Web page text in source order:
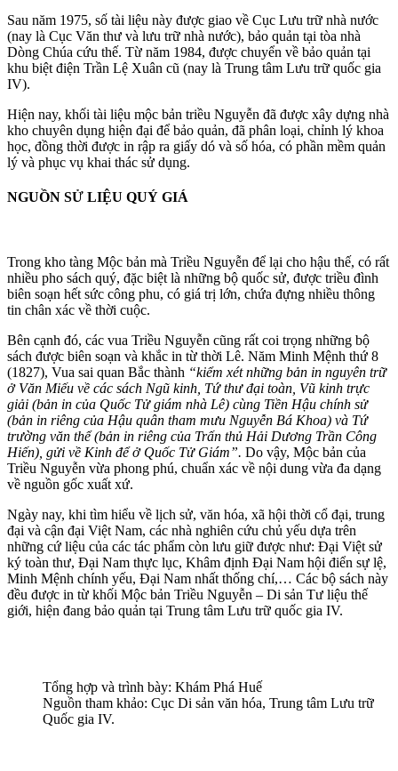
Sau năm 1975, số tài liệu này được giao về Cục Lưu trữ nhà nước
(nay là Cục Văn thư và lưu trữ nhà nước), bảo quản tại tòa nhà
Dòng Chúa cứu thế. Từ năm 1984, được chuyển về bảo quản tại
khu biệt điện Trần Lệ Xuân cũ (nay là Trung tâm Lưu trữ quốc gia
IV).
Hiện nay, khối tài liệu mộc bản triều Nguyễn đã được xây dựng nhà
kho chuyên dụng hiện đại để bảo quản, đã phân loại, chỉnh lý khoa
học, đồng thời được in rập ra giấy dó và số hóa, có phần mềm quản
lý và phục vụ khai thác sử dụng.
NGUỒN SỬ LIỆU QUÝ GIÁ
Trong kho tàng Mộc bản mà Triều Nguyễn để lại cho hậu thế, có rất
nhiều pho sách quý, đặc biệt là những bộ quốc sử, được triều đình
biên soạn hết sức công phu, có giá trị lớn, chứa đựng nhiều thông
tin chân xác về thời cuộc.
Bên cạnh đó, các vua Triều Nguyễn cũng rất coi trọng những bộ
sách được biên soạn và khắc in từ thời Lê. Năm Minh Mệnh thứ 8
(1827), Vua sai quan Bắc thành “kiểm xét những bản in nguyên trữ
ở Văn Miếu về các sách Ngũ kinh, Tứ thư đại toàn, Vũ kinh trực
giải (bản in của Quốc Tử giám nhà Lê) cùng Tiền Hậu chính sử
(bản in riêng của Hậu quân tham mưu Nguyễn Bá Khoa) và Tứ
trường văn thể (bản in riêng của Trấn thủ Hải Dương Trần Công
Hiến), gửi về Kinh để ở Quốc Tử Giám”. Do vậy, Mộc bản của
Triều Nguyễn vừa phong phú, chuẩn xác về nội dung vừa đa dạng
về nguồn gốc xuất xứ.
Ngày nay, khi tìm hiểu về lịch sử, văn hóa, xã hội thời cổ đại, trung
đại và cận đại Việt Nam, các nhà nghiên cứu chủ yếu dựa trên
những cứ liệu của các tác phẩm còn lưu giữ được như: Đại Việt sử
ký toàn thư, Đại Nam thực lục, Khâm định Đại Nam hội điển sự lệ,
Minh Mệnh chính yếu, Đại Nam nhất thống chí,… Các bộ sách này
đều được in từ khối Mộc bản Triều Nguyễn – Di sản Tư liệu thế
giới, hiện đang bảo quản tại Trung tâm Lưu trữ quốc gia IV.
Tổng hợp và trình bày: Khám Phá Huế
Nguồn tham khảo: Cục Di sản văn hóa, Trung tâm Lưu trữ
Quốc gia IV.